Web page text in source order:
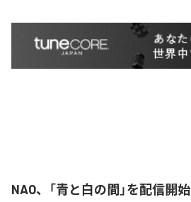
NAO、「青と白の間」を配信開始